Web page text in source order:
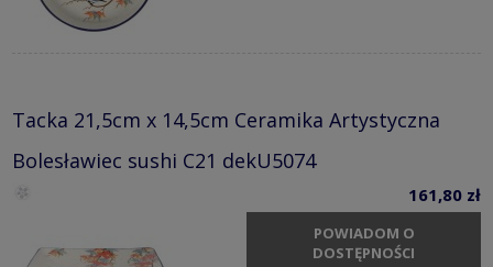
Tacka 21,5cm x 14,5cm Ceramika Artystyczna
Bolesławiec sushi C21 dekU5074
161,80 zł
POWIADOM O
DOSTĘPNOŚCI